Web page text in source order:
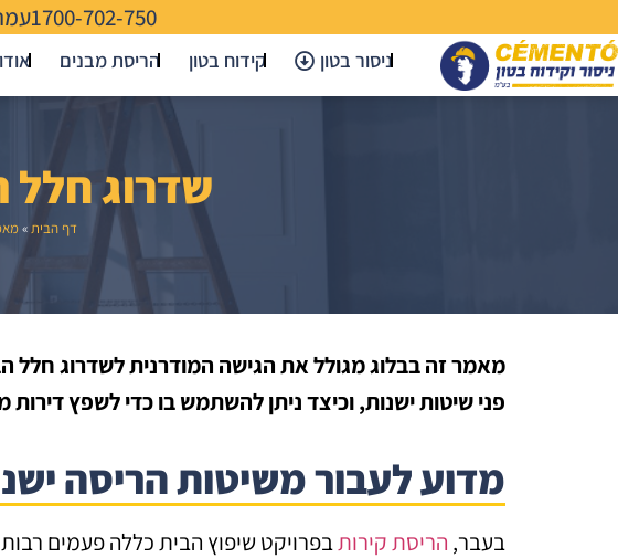
1700-702-750עמרם:
ניסור בטון קידוח בטון הריסת מבנים
שדרוג חלל
דף הבית»
מאמר זה בבלוג מגולל את הגישה המודרנית לשדרוג חלל
פני שיטות ישנות, וכיצד ניתן להשתמש בו כדי לשפץ דירות
מדוע לעבור משיטות הריסה
בעבר, הריסת קירותבפרויקט שיפוץ הבית כללה פעמים